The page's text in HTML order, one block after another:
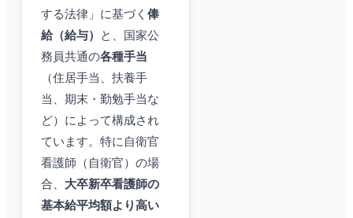
する法律」に基づく 俸
給（給与）
と、国家公
務員共通の各種手当
（住居手当、扶養手
当、期末・勤勉手当な
ど）によって構成され
ています。特に自衛官
看護師（自衛官）の場
合、 大卒新卒看護師の
基本給平均額より高い